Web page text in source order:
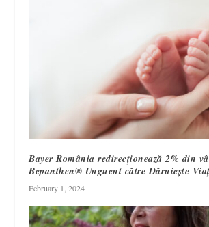
Bayer România redirecționează 2% din
Bepanthen® Unguent către Dăruiește
February 1, 2024